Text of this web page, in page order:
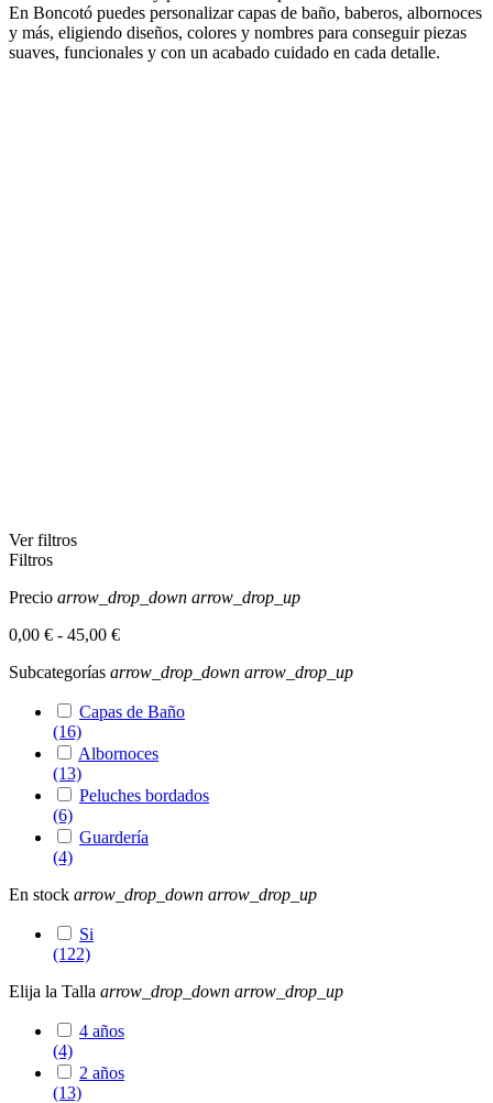
En Boncotó puedes personalizar capas de baño, baberos, albornoces
y más, eligiendo diseños, colores y nombres para conseguir piezas
suaves, funcionales y con un acabado cuidado en cada detalle.
Ver filtros
Filtros
Precio arrow_drop_down arrow_drop_up
0,00 € - 45,00 €
Subcategorías arrow_drop_down arrow_drop_up
Capas de Baño
(16)
Albornoces
(13)
Peluches bordados
(6)
Guardería
(4)
En stock arrow_drop_down arrow_drop_up
Si
(122)
Elija la Talla arrow_drop_down arrow_drop_up
4 años
(4)
2 años
(13)